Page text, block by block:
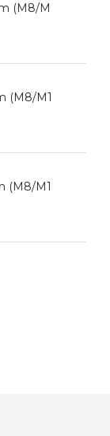
(M8/M
(M8/M1
(M8/M1